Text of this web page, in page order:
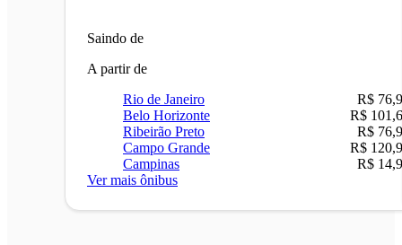
Saindo de
A partir de
Rio de Janeiro
R$
Belo Horizonte
R$
Ribeirão Preto
R$
Campo Grande
R$
Campinas
R$
Ver mais ônibus